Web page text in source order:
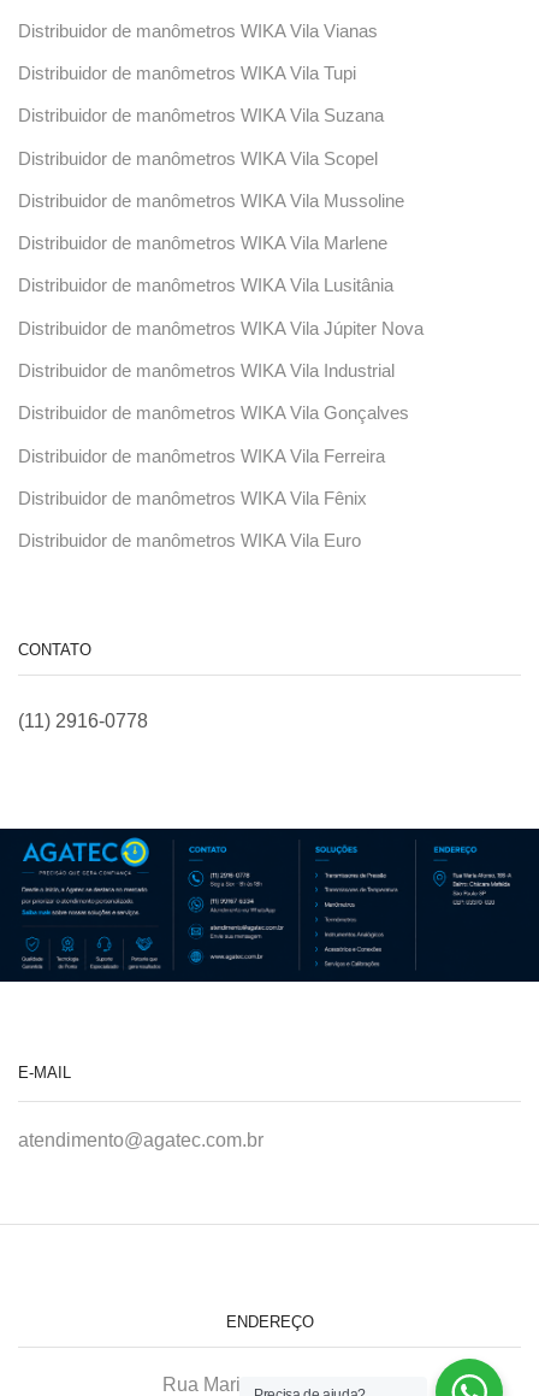
Distribuidor de manômetros WIKA Vila Vianas
Distribuidor de manômetros WIKA Vila Tupi
Distribuidor de manômetros WIKA Vila Suzana
Distribuidor de manômetros WIKA Vila Scopel
Distribuidor de manômetros WIKA Vila Mussoline
Distribuidor de manômetros WIKA Vila Marlene
Distribuidor de manômetros WIKA Vila Lusitânia
Distribuidor de manômetros WIKA Vila Júpiter Nova
Distribuidor de manômetros WIKA Vila Industrial
Distribuidor de manômetros WIKA Vila Gonçalves
Distribuidor de manômetros WIKA Vila Ferreira
Distribuidor de manômetros WIKA Vila Fênix
Distribuidor de manômetros WIKA Vila Euro
CONTATO
(11) 2916-0778
E-MAIL
atendimento@agatec.com.br
ENDEREÇO
Rua Maria Afonso, 166-A